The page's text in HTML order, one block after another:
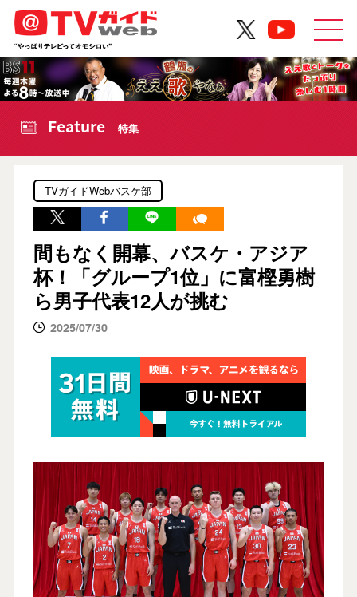
Feature 特集
TVガイドWebバスケ部
間もなく開幕、バスケ・アジア
杯！「グループ1位」に富樫勇樹
ら男子代表12人が挑む
2025/07/30